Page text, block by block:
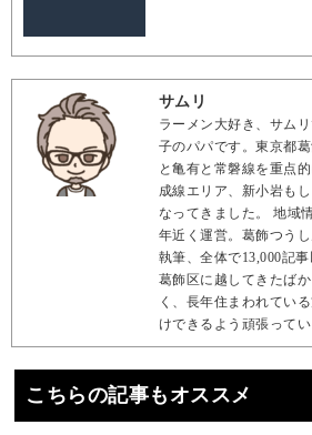
サムリ
ラーメン大好き、サム
子のパパです。東京都
と亀有と常磐線を重点
成線エリア、新小岩も
なってきました。 地域
年近く運営。葛飾つう
執筆、全体で13,000記
葛飾区に越してきたば
く、長年住まわれてい
けできるよう頑張ってい
こちらの記事もオススメ